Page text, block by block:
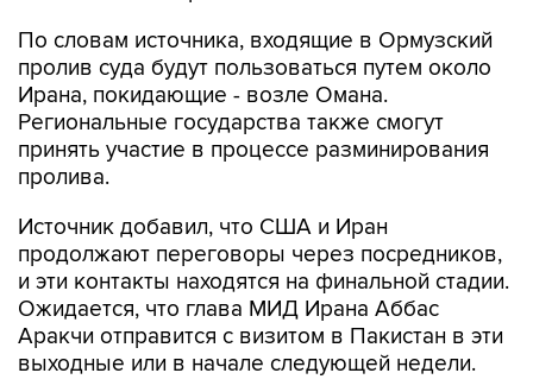
По словам источника, входящие в Ормузский
пролив суда будут пользоваться путем около
Ирана, покидающие - возле Омана.
Региональные государства также смогут
принять участие в процессе разминирования
пролива.
Источник добавил, что США и Иран
продолжают переговоры через посредников,
и эти контакты находятся на финальной стадии.
Ожидается, что глава МИД Ирана Аббас
Аракчи отправится с визитом в Пакистан в эти
выходные или в начале следующей недели.